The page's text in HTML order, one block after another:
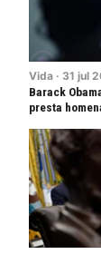
Vida · 31 jul
Barack
presta